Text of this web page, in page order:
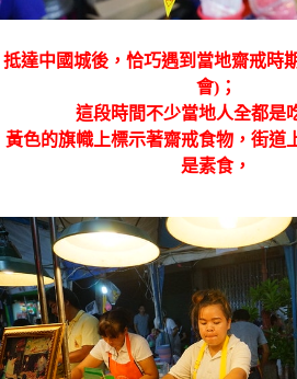
抵達中國城後，恰巧遇到當地齋戒時
會)；
這段時間不少當地人全都是
黃色的旗幟上標示著齋戒食物，街道
是素食，